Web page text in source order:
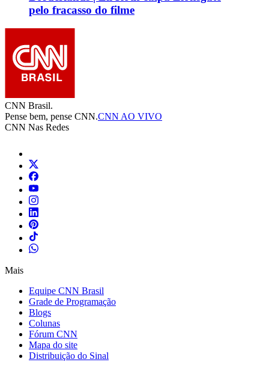
pelo fracasso do filme
CNN Brasil.
Pense bem, pense CNN.CNN AO VIVO
CNN Nas Redes
Mais
Equipe CNN Brasil
Grade de Programação
Blogs
Colunas
Fórum CNN
Mapa do site
Distribuição do Sinal